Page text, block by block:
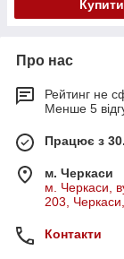
Купити
Про нас
Рейтинг не
Менше 5
Працює з
м. Черкаси
м. Черкаси,
203,
Контакти